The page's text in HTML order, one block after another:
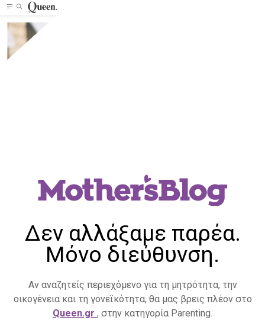
Δεν αλλάξαμε παρέα.
Μόνο διεύθυνση.
Αν αναζητείς περιεχόμενο για τη μητρότητα, την
οικογένεια και τη γονεϊκότητα, θα μας βρεις πλέον στο
Queen.gr , στην κατηγορία Parenting.